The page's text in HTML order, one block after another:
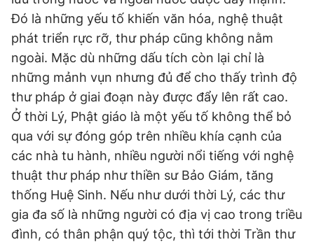
Đó là những yếu tố khiến văn hóa, nghệ thuật
phát triển rực rỡ, thư pháp cũng không nằm
ngoài. Mặc dù những dấu tích còn lại chỉ là
những mảnh vụn nhưng đủ để cho thấy trình độ
thư pháp ở giai đoạn này được đẩy lên rất cao.
Ở thời Lý, Phật giáo là một yếu tố không thể bỏ
qua với sự đóng góp trên nhiều khía cạnh của
các nhà tu hành, nhiều người nổi tiếng với nghệ
thuật thư pháp như thiền sư Bảo Giám, tăng
thống Huệ Sinh. Nếu như dưới thời Lý, các thư
gia đa số là những người có địa vị cao trong triều
đình, có thân phận quý tộc, thì tới thời Trần thư